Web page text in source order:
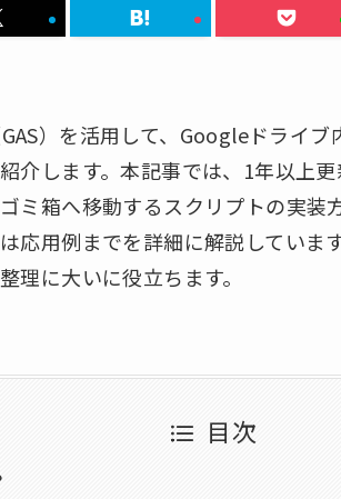
）を活用して、Googleドライブ
介します。本記事では、1年以上
ミ箱へ移動するスクリプトの実装
応用例までを詳細に解説していま
理に大いに役立ちます。
目次